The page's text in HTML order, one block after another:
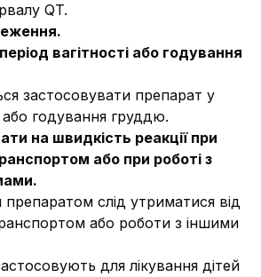
QT.
вагітності або годування
застосовувати препарат у
або годування груддю.
на швидкість реакції при
або при роботі з
препаратом слід утриматися від
або роботи з іншими
для лікування дітей